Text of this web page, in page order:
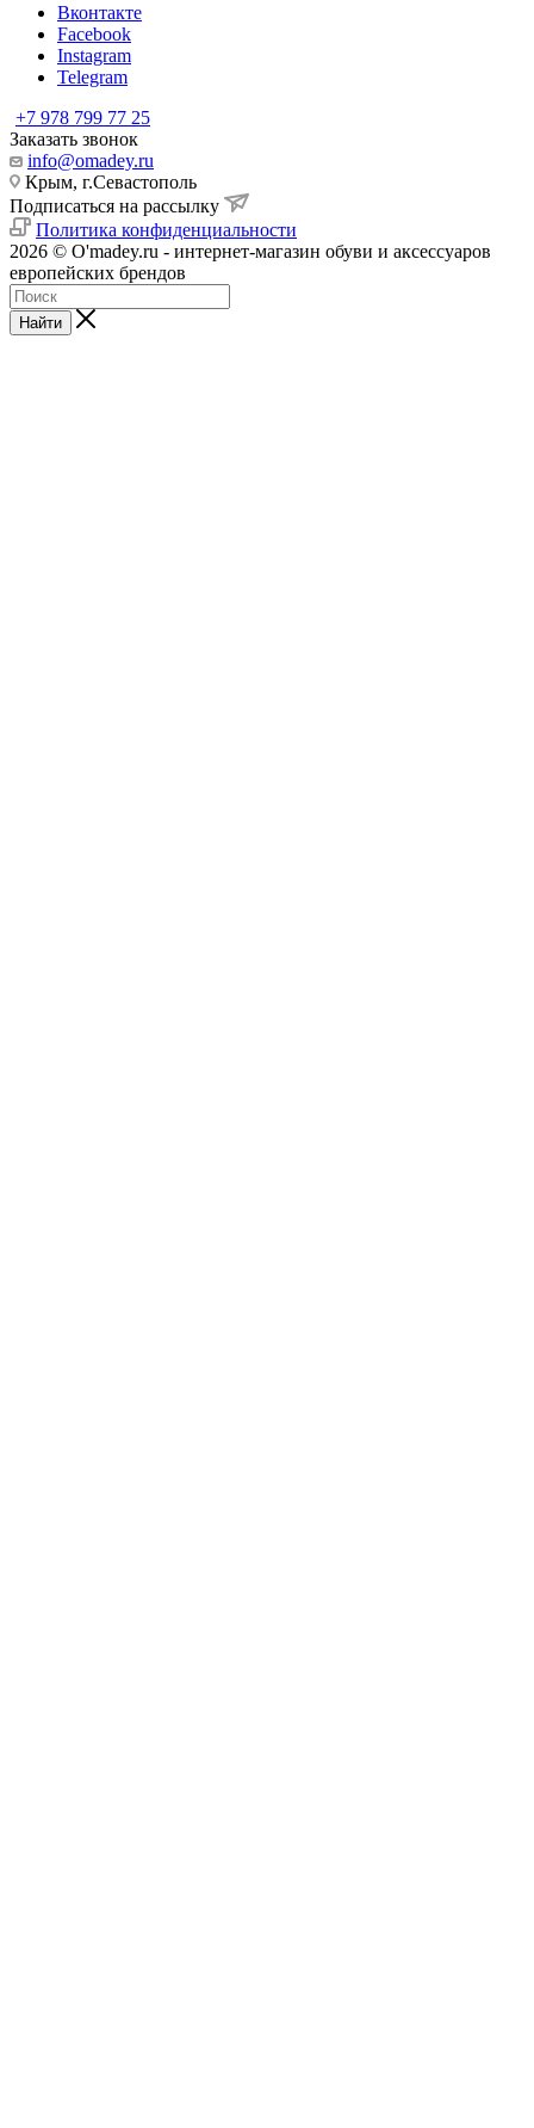
Вконтакте
Facebook
Instagram
Telegram
+7 978 799 77 25
Заказать звонок
info@omadey.ru
Крым, г.Севастополь
Подписаться на рассылку
Политика конфиденциальности
2026 © O'madey.ru - интернет-магазин обуви и аксессуаров
европейских брендов
Найти